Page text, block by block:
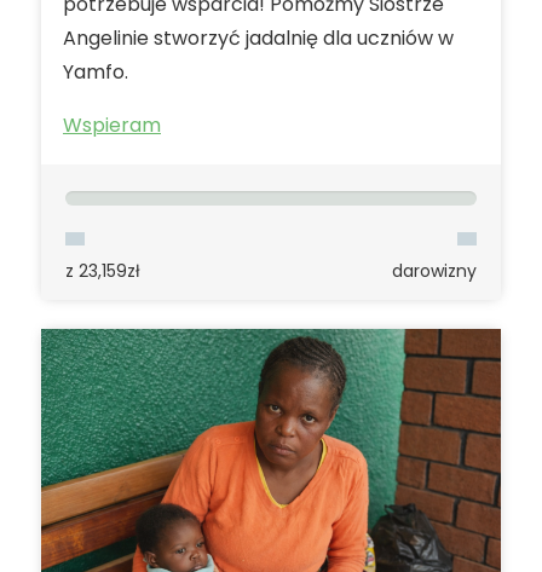
Angelinie stworzyć jadalnię dla uczniów w
Yamfo.
Wspieram
z 23,159zł darowizny